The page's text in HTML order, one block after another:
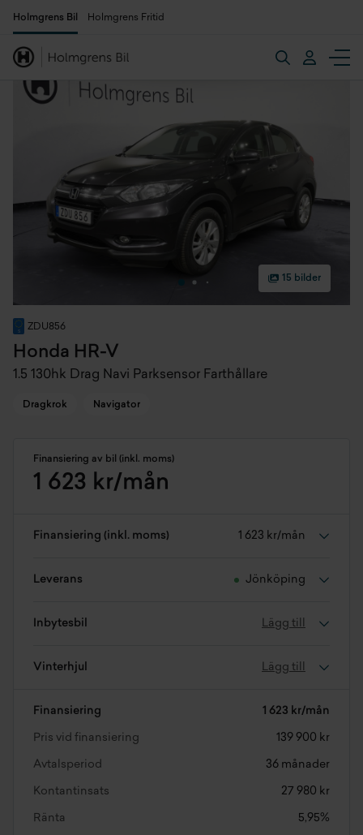
Holmgrens Bil Holmgrens Fritid
15 bilder
ZDU856
Honda HR-V
1.5 130hk Drag Navi Parksensor Farthållare
Dragkrok Navigator
Finansiering av bil (inkl. moms)
1 623 kr/mån
Finansiering (inkl. moms) 1 623 kr/mån
Leverans Jönköping
Inbytesbil Lägg till
Vinterhjul Lägg till
Finansiering 1 623 kr/mån
Pris vid finansiering 139 900 kr
Avtalsperiod 36 månader
Kontantinsats 27 980 kr
Ränta 5,95%